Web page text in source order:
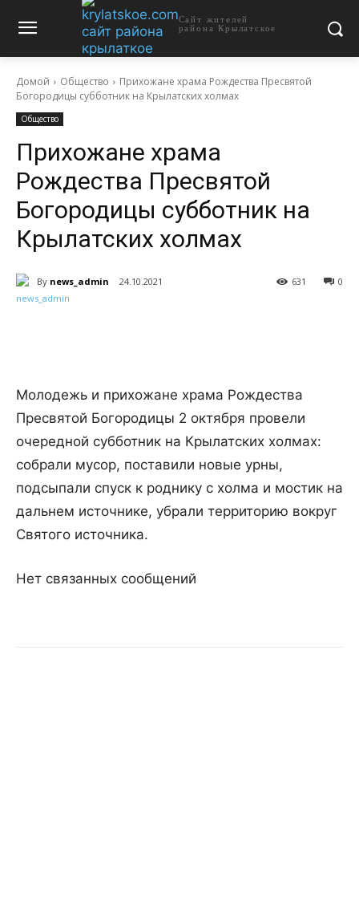
Сайт жителей
района Крылатское
Домой Общество
Прихожане храма Рождества Пресвятой
Богородицы субботник на Крылатских холмах
Общество
Прихожане храма
Рождества Пресвятой
Богородицы субботник на
Крылатских холмах
By news_admin 24.10.2021 0
631
Молодежь и прихожане храма Рождества
Пресвятой Богородицы 2 октября провели
очередной субботник на Крылатских холмах:
собрали мусор, поставили новые урны,
подсыпали спуск к роднику с холма и мостик на
дальнем источнике, убрали территорию вокруг
Святого источника.
Нет связанных сообщений